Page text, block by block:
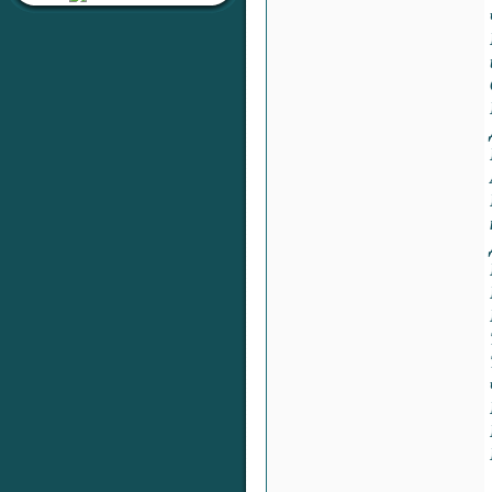
Раздел:Любовь, Семейные